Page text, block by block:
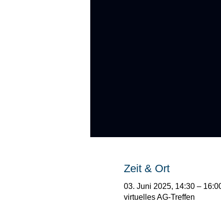
Zeit & Ort
03. Juni 2025, 14:30 –
virtuelles AG-Treffen